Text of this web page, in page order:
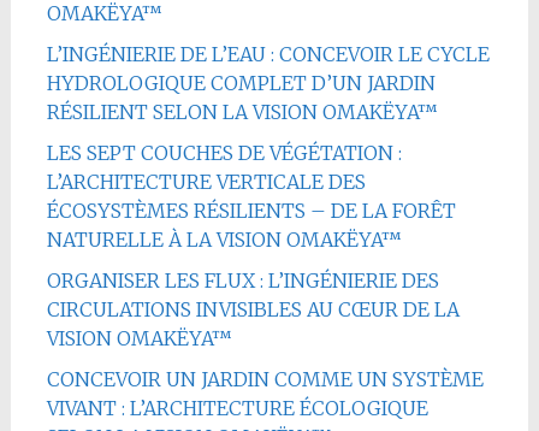
OMAKËYA™
L’INGÉNIERIE DE L’EAU : CONCEVOIR LE CYCLE
HYDROLOGIQUE COMPLET D’UN JARDIN
RÉSILIENT SELON LA VISION OMAKËYA™
LES SEPT COUCHES DE VÉGÉTATION :
L’ARCHITECTURE VERTICALE DES
ÉCOSYSTÈMES RÉSILIENTS – DE LA FORÊT
NATURELLE À LA VISION OMAKËYA™
ORGANISER LES FLUX : L’INGÉNIERIE DES
CIRCULATIONS INVISIBLES AU CŒUR DE LA
VISION OMAKËYA™
CONCEVOIR UN JARDIN COMME UN SYSTÈME
VIVANT : L’ARCHITECTURE ÉCOLOGIQUE